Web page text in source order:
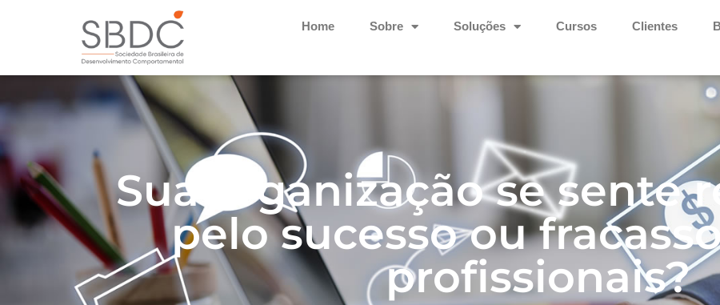
Home Sobre Soluções Cursos Clientes
Sua organização se sente
pelo sucesso ou
profissionais?